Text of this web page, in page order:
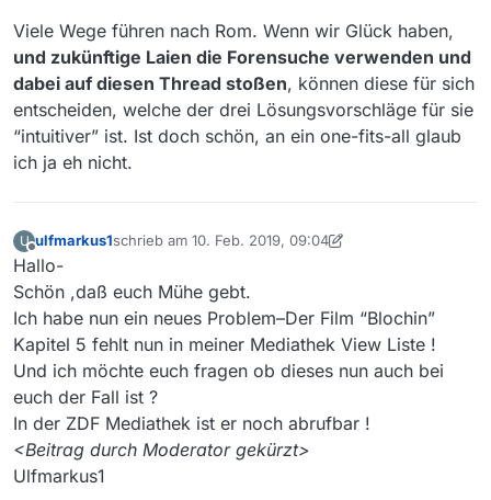
Viele Wege führen nach Rom. Wenn wir Glück haben,
und zukünftige Laien die Forensuche verwenden und
dabei auf diesen Thread stoßen, können diese für sich
entscheiden, welche der drei Lösungsvorschläge für sie
“intuitiver” ist. Ist doch schön, an ein one-fits-all glaub
ich ja eh nicht.
U
Offline
ulfmarkus1schrieb am 10. Feb. 2019, 09:04
zuletzt editiert von MenchenSued
Hallo-
Schön ,daß euch Mühe gebt.
Ich habe nun ein neues Problem–Der Film “Blochin”
Kapitel 5 fehlt nun in meiner Mediathek View Liste !
Und ich möchte euch fragen ob dieses nun auch bei
euch der Fall ist ?
In der ZDF Mediathek ist er noch abrufbar !
<Beitrag durch Moderator gekürzt>
Ulfmarkus1